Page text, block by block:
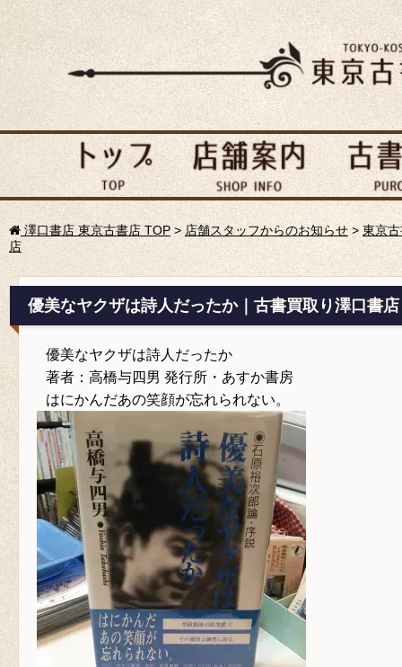
澤口書店 東京古書店 TOP > 店舗スタッフからのお知らせ> 東京
店
優美なヤクザは詩人だったか｜古書買取り澤口書店
優美なヤクザは詩人だったか
著者：高橋与四男 発行所・あすか書房
はにかんだあの笑顔が忘れられない。